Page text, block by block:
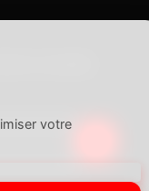
actualités
votre